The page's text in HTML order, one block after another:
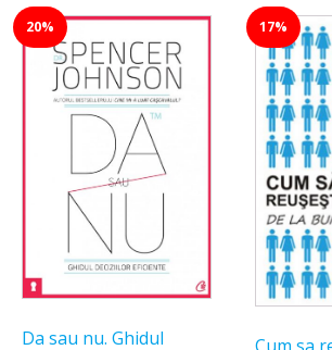
20%
Da sau nu. Ghidul
17%